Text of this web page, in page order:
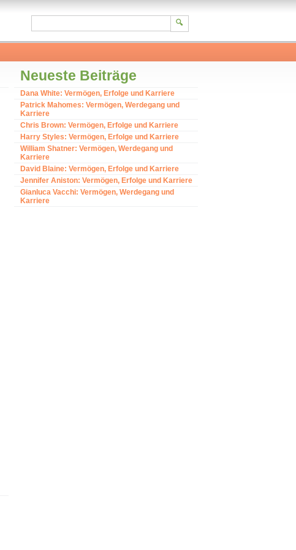
Neueste Beiträge
Dana White: Vermögen, Erfolge und Karriere
Patrick Mahomes: Vermögen, Werdegang und
Karriere
Chris Brown: Vermögen, Erfolge und Karriere
Harry Styles: Vermögen, Erfolge und Karriere
William Shatner: Vermögen, Werdegang und
Karriere
David Blaine: Vermögen, Erfolge und Karriere
Jennifer Aniston: Vermögen, Erfolge und Karriere
Gianluca Vacchi: Vermögen, Werdegang und
Karriere